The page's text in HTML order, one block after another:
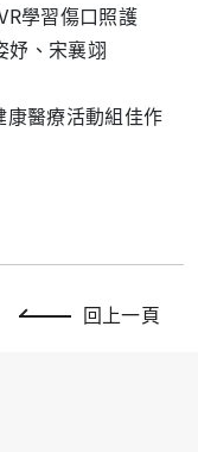
學習傷口照護
妤、宋襄翊
醫療活動組佳作
回上一頁